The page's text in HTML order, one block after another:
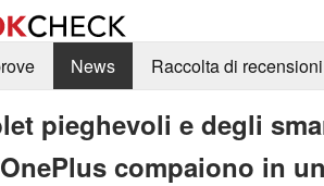
News Raccolta di recensioni
pieghevoli e degli
compaiono in